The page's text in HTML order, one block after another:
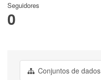
Seguidores
0
Conjuntos de dados